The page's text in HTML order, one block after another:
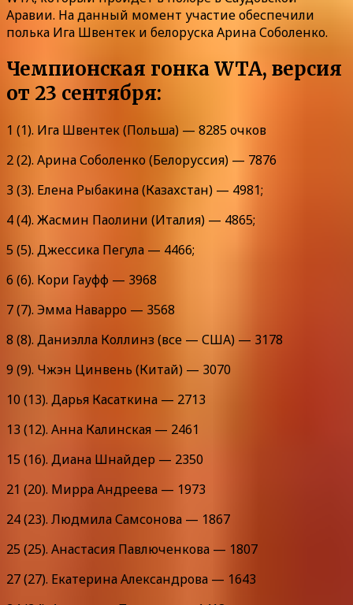
Аравии. На данный момент участие обеспечили
полька Ига Швентек и белоруска Арина Соболенко.
Чемпионская гонка WTA, версия
от 23 сентября:
1 (1). Ига Швентек (Польша) — 8285 очков
2 (2). Арина Соболенко (Белоруссия) — 7876
3 (3). Елена Рыбакина (Казахстан) — 4981;
4 (4). Жасмин Паолини (Италия) — 4865;
5 (5). Джессика Пегула — 4466;
6 (6). Кори Гауфф — 3968
7 (7). Эмма Наварро — 3568
8 (8). Даниэлла Коллинз (все — США) — 3178
9 (9). Чжэн Цинвень (Китай) — 3070
10 (13). Дарья Касаткина — 2713
13 (12). Анна Калинская — 2461
15 (16). Диана Шнайдер — 2350
21 (20). Мирра Андреева — 1973
24 (23). Людмила Самсонова — 1867
25 (25). Анастасия Павлюченкова — 1807
27 (27). Екатерина Александрова — 1643